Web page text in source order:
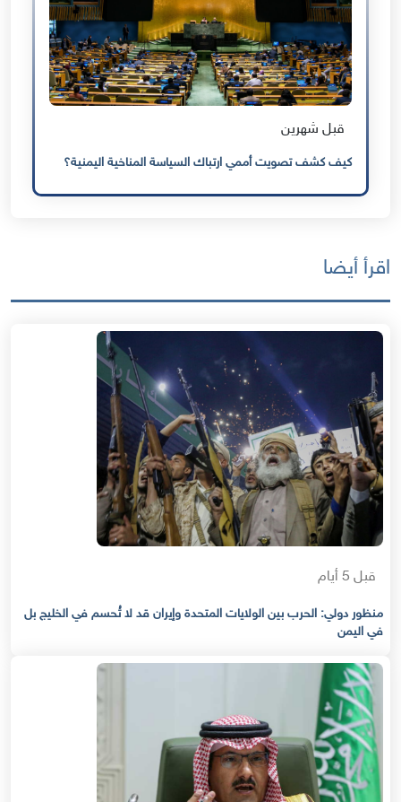
قبل شهرين
كيف كشف تصويت أممي ارتباك السياسة المناخية اليمنية؟
اقرأ أيضا
قبل 5 أيام
منظور دولي: الحرب بين الولايات المتحدة وإيران قد لا تُحسم في الخليج بل
في اليمن